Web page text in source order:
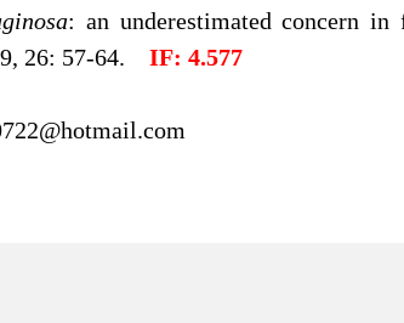
: an underestimated concern
26: 57-64. IF: 4.577